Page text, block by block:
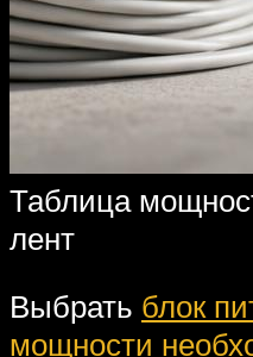
Таблица
лент
Выбрать блок
мощности